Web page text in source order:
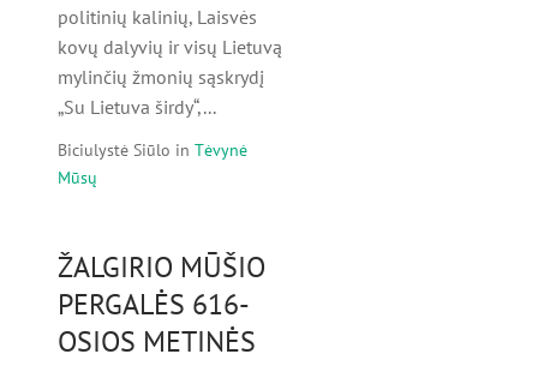
politinių kalinių, Laisvės
kovų dalyvių ir visų Lietuvą
mylinčių žmonių sąskrydį
„Su Lietuva širdy“,...
Biciulystė Siūlo in Tėvynė
Mūsų
ŽALGIRIO MŪŠIO
PERGALĖS 616-
OSIOS METINĖS